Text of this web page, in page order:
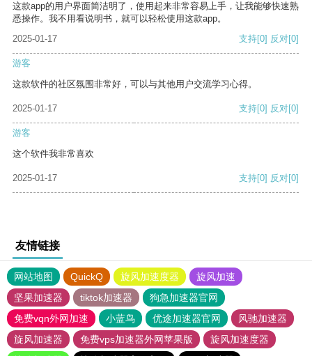
这款app的用户界面简洁明了，使用起来非常容易上手，让我能够快速熟
悉操作。我不用看说明书，就可以轻松使用这款app。
2025-01-17
支持[0] 反对[0]
游客
这款软件的社区氛围非常好，可以与其他用户交流学习心得。
2025-01-17 支持[0] 反对[0]
游客
这个软件我非常喜欢
2025-01-17 支持[0] 反对[0]
友情链接
网站地图 QuickQ 旋风加速度器
旋风加速
坚果加速器
tiktok加速器
狗急加速器官网
免费vqn外网加速
小蓝鸟 优途加速器官网
风驰加速器
旋风加速器
免费vps加速器外网苹果版
旋风加速度器